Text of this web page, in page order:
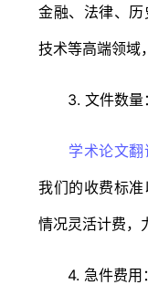
金融、法律、
技术等高端领域
3. 文件数量：
学术论文翻
我们的收费标
情况灵活计费，
4. 急件费用：